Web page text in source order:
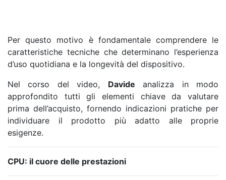
Per questo motivo è fondamentale comprendere le
caratteristiche tecniche che determinano l’esperienza
d’uso quotidiana e la longevità del dispositivo.
Nel corso del video, Davide analizza in modo
approfondito tutti gli elementi chiave da valutare
prima dell’acquisto, fornendo indicazioni pratiche per
individuare il prodotto più adatto alle proprie
esigenze.
CPU: il cuore delle prestazioni